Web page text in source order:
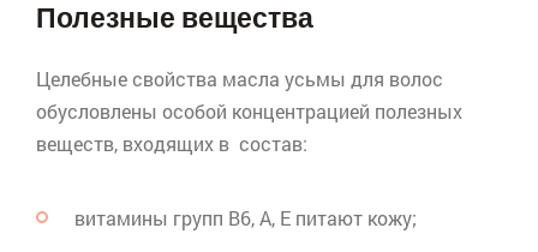
Полезные вещества
Целебные свойства масла усьмы для волос
обусловлены особой концентрацией полезных
веществ, входящих в состав:
витамины групп В6, А, Е питают кожу;